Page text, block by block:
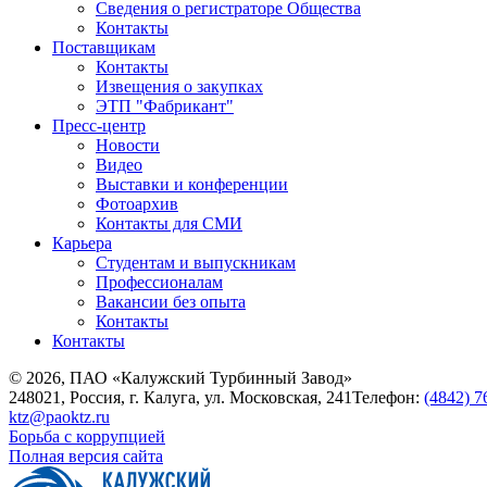
Сведения о регистраторе Общества
Контакты
Поставщикам
Контакты
Извещения о закупках
ЭТП "Фабрикант"
Пресс-центр
Новости
Видео
Выставки и конференции
Фотоархив
Контакты для СМИ
Карьера
Студентам и выпускникам
Профессионалам
Вакансии без опыта
Контакты
Контакты
© 2026, ПАО «Калужский Турбинный Завод»
248021, Россия, г. Калуга, ул. Московская, 241Телефон: (4842)
ktz@paoktz.ru
Борьба с коррупцией
Полная версия сайта